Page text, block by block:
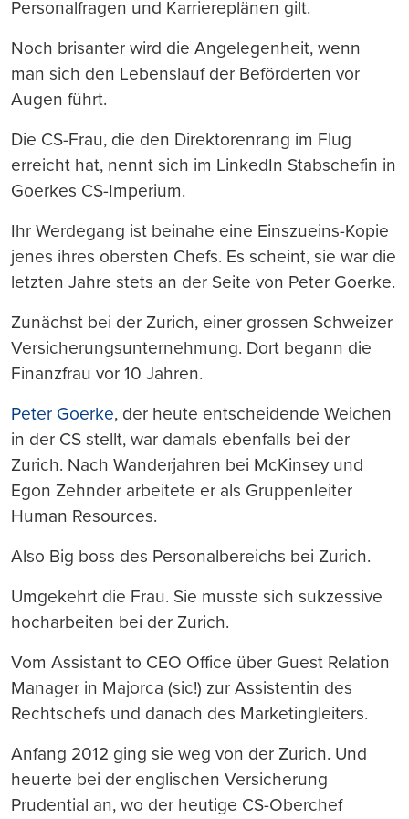
Personalfragen und Karriereplänen gilt.
Noch brisanter wird die Angelegenheit, wenn
man sich den Lebenslauf der Beförderten vor
Augen führt.
Die CS-Frau, die den Direktorenrang im Flug
erreicht hat, nennt sich im LinkedIn Stabschefin in
Goerkes CS-Imperium.
Ihr Werdegang ist beinahe eine Einszueins-Kopie
jenes ihres obersten Chefs. Es scheint, sie war die
letzten Jahre stets an der Seite von Peter Goerke.
Zunächst bei der Zurich, einer grossen Schweizer
Versicherungsunternehmung. Dort begann die
Finanzfrau vor 10 Jahren.
Peter Goerke, der heute entscheidende Weichen
in der CS stellt, war damals ebenfalls bei der
Zurich. Nach Wanderjahren bei McKinsey und
Egon Zehnder arbeitete er als Gruppenleiter
Human Resources.
Also Big boss des Personalbereichs bei Zurich.
Umgekehrt die Frau. Sie musste sich sukzessive
hocharbeiten bei der Zurich.
Vom Assistant to CEO Office über Guest Relation
Manager in Majorca (sic!) zur Assistentin des
Rechtschefs und danach des Marketingleiters.
Anfang 2012 ging sie weg von der Zurich. Und
heuerte bei der englischen Versicherung
Prudential an, wo der heutige CS-Oberchef